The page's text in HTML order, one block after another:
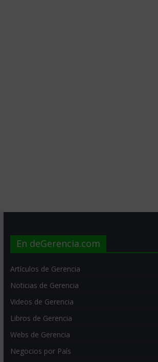
En deGerencia.com
Artículos de Gerencia
Noticias de Gerencia
Videos de Gerencia
Libros de Gerencia
Webs de Gerencia
Negocios por País